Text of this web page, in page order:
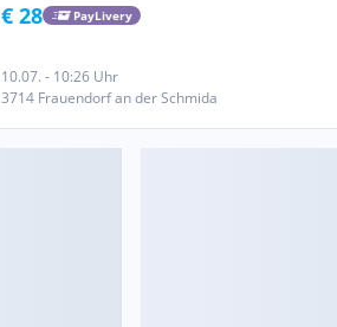
€ 28 PayLivery
10.07. - 10:26 Uhr
3714 Frauendorf an der Schmida